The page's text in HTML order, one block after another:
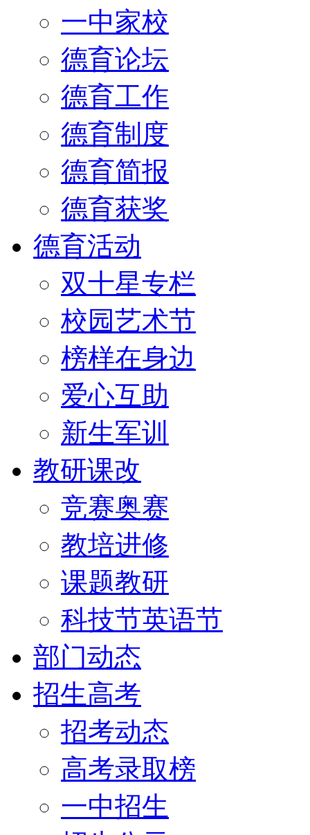
一中家校
德育论坛
德育工作
德育制度
德育简报
德育获奖
德育活动
双十星专栏
校园艺术节
榜样在身边
爱心互助
新生军训
教研课改
竞赛奥赛
教培进修
课题教研
科技节英语节
部门动态
招生高考
招考动态
高考录取榜
一中招生